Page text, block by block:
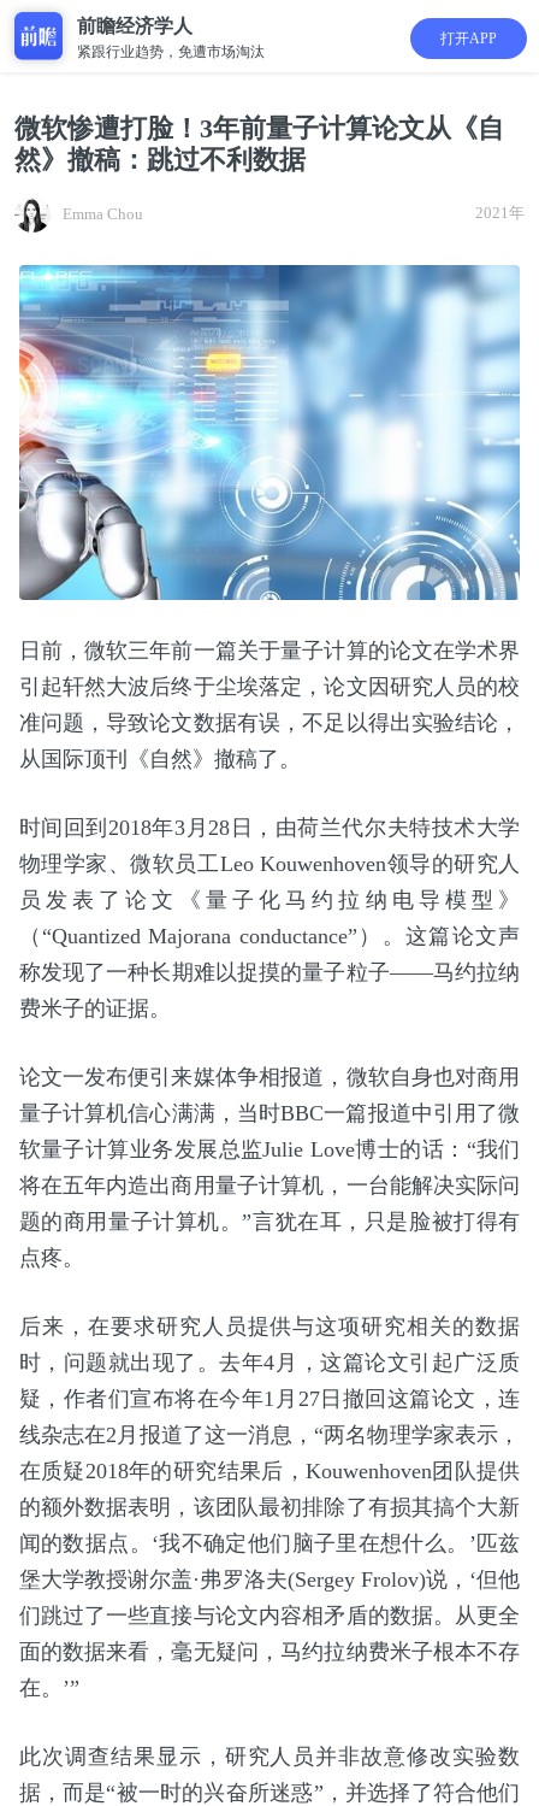
前瞻经济学人
紧跟行业趋势，免遭市场淘汰
打开APP
微软惨遭打脸！3年前量子计算论文从《自
然》撤稿：跳过不利数据
Emma Chou 2021年
日前，微软三年前一篇关于量子计算的论文在学术界
引起轩然大波后终于尘埃落定，论文因研究人员的校
准问题，导致论文数据有误，不足以得出实验结论，
从国际顶刊《自然》撤稿了。
时间回到2018年3月28日，由荷兰代尔夫特技术大学
物理学家、微软员工Leo Kouwenhoven领导的研究人
员发表了论文《量子化马约拉纳电导模型》
（“Quantized Majorana conductance”）。这篇论文声
称发现了一种长期难以捉摸的量子粒子——马约拉纳
费米子的证据。
论文一发布便引来媒体争相报道，微软自身也对商用
量子计算机信心满满，当时BBC一篇报道中引用了微
软量子计算业务发展总监Julie Love博士的话：“我们
将在五年内造出商用量子计算机，一台能解决实际问
题的商用量子计算机。”言犹在耳，只是脸被打得有
点疼。
后来，在要求研究人员提供与这项研究相关的数据
时，问题就出现了。去年4月，这篇论文引起广泛质
疑，作者们宣布将在今年1月27日撤回这篇论文，连
线杂志在2月报道了这一消息，“两名物理学家表示，
在质疑2018年的研究结果后，Kouwenhoven团队提供
的额外数据表明，该团队最初排除了有损其搞个大新
闻的数据点。‘我不确定他们脑子里在想什么。’匹兹
堡大学教授谢尔盖·弗罗洛夫(Sergey Frolov)说，‘但他
们跳过了一些直接与论文内容相矛盾的数据。从更全
面的数据来看，毫无疑问，马约拉纳费米子根本不存
在。’”
此次调查结果显示，研究人员并非故意修改实验数
据，而是“被一时的兴奋所迷惑”，并选择了符合他们